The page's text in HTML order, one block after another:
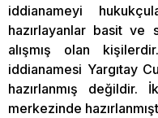
iddianameyi
hazırlayanlar basit ve
alışmış olan
iddianamesi Yargıtay
hazırlanmış değildir.
merkezinde